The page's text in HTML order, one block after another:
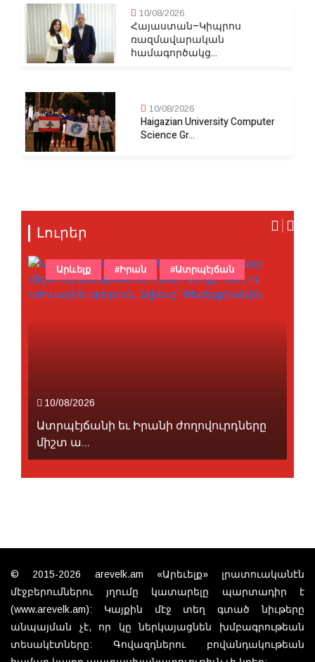
10/08/2026
Հայաստան–Կիպրոս
ռազմավարական
համագործակց...
10/08/2026
Haigazian University Computer
Science Gr...
Լուրեր
10/08/2026
Ատրպէյճանի եւ Իրանի ժողովուրդները
միշտ ա...
Արևելք #Իրան #Ատրպէյճան
© 2015-2026 arevelk.am «Արեւելք» լրատուականէն
մէջբերումներու յղումը կատարելը պարտադիր է
(www.arevelk.am): Կայքին մէջ տեղ գտած նիւթերը
անպայման չէ, որ կը ներկայացնեն խմբագրութեան
տեսակէտները: Գովազդներու բովանդակութեան